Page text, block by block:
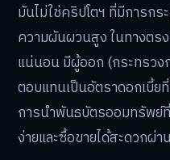
มันไม่ใช่คริปโตฯ ที่มีการก
ความผันผวนสูง ในทางต
แน่นอน มีผู้ออก (กระทรวง
ตอบแทนเป็นอัตราดอกเบี้ย
การนำพันธบัตรออมทรัพย์
ง่ายและซื้อขายได้สะดวกผ่